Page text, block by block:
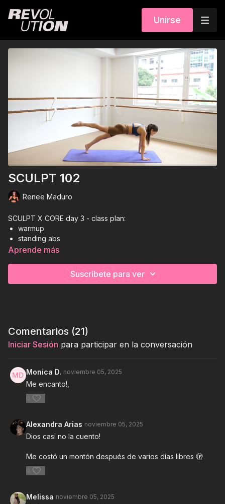
Unirse
SCULPT 102
Renee Maduro
SCULPT X CORE day 3 - class plan:
warmup
standing abs
lateral obliques
abs (crunch series)
Aprende más
Suscríbete para ver
Comentarios (21)
Iniciar Sesión para participar en la conversación
Monica D. noviembre 05, 2025
Me encanto!,
0
Alexandra Arias noviembre 05, 2025
Dios casi no la cuento!
Me costó un montón después de varios días libres 🫣
0
Melissa noviembre 05, 2025